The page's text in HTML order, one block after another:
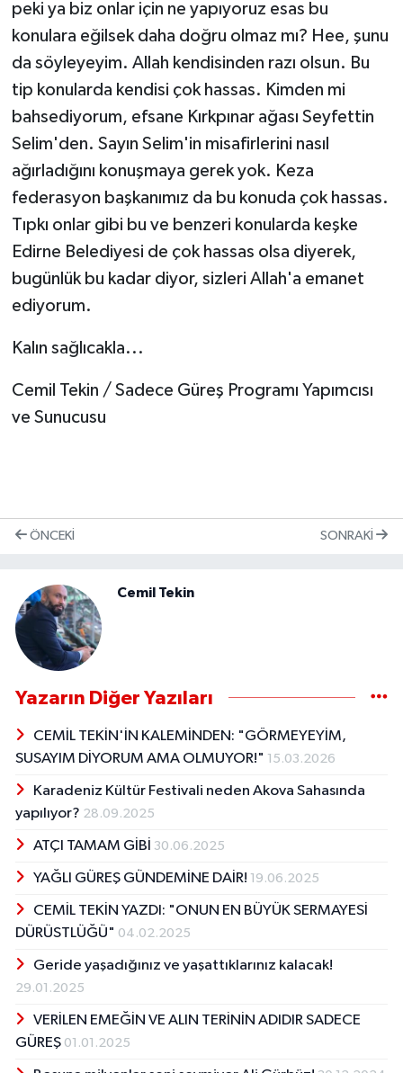
peki ya biz onlar için ne yapıyoruz esas bu
konulara eğilsek daha doğru olmaz mı? Hee, şunu
da söyleyeyim. Allah kendisinden razı olsun. Bu
tip konularda kendisi çok hassas. Kimden mi
bahsediyorum, efsane Kırkpınar ağası Seyfettin
Selim'den. Sayın Selim'in misafirlerini nasıl
ağırladığını konuşmaya gerek yok. Keza
federasyon başkanımız da bu konuda çok hassas.
Tıpkı onlar gibi bu ve benzeri konularda keşke
Edirne Belediyesi de çok hassas olsa diyerek,
bugünlük bu kadar diyor, sizleri Allah'a emanet
ediyorum.
Kalın sağlıcakla...
Cemil Tekin / Sadece Güreş Programı Yapımcısı
ve Sunucusu
ÖNCEKI SONRAKI
Cemil Tekin
Yazarın Diğer Yazıları
CEMİL TEKİN'İN KALEMİNDEN: "GÖRMEYEYİM,
SUSAYIM DİYORUM AMA OLMUYOR!" 15.03.2026
Karadeniz Kültür Festivali neden Akova Sahasında
yapılıyor? 28.09.2025
ATÇI TAMAM GİBİ 30.06.2025
YAĞLI GÜREŞ GÜNDEMİNE DAİR! 19.06.2025
CEMİL TEKİN YAZDI: "ONUN EN BÜYÜK SERMAYESİ
DÜRÜSTLÜĞÜ" 04.02.2025
Geride yaşadığınız ve yaşattıklarınız kalacak!
29.01.2025
VERİLEN EMEĞİN VE ALIN TERİNİN ADIDIR SADECE
GÜREŞ 01.01.2025